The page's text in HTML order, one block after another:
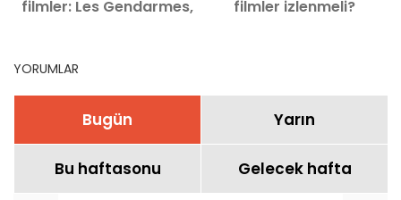
filmler: Les Gendarmes,
filmler izlenmeli?
YORUMLAR
Bugün Yarın
Bu haftasonu Gelecek hafta